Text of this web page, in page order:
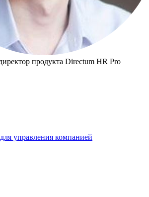
продукта Directum HR Pro
управления компанией